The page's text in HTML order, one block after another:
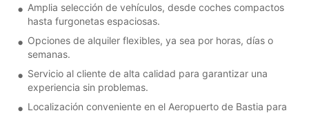
Amplia selección de vehículos, desde coches compactos
hasta furgonetas espaciosas.
Opciones de alquiler flexibles, ya sea por horas, días o
semanas.
Servicio al cliente de alta calidad para garantizar una
experiencia sin problemas.
Localización conveniente en el Aeropuerto de Bastia para